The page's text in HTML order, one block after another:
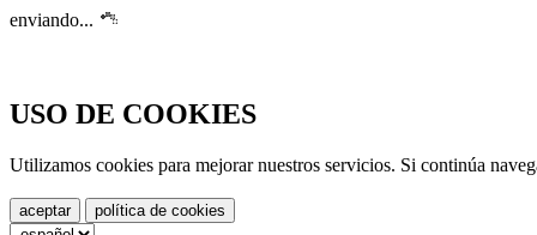
enviando...
USO DE COOKIES
Utilizamos cookies para mejorar nuestros servicios. Si continúa